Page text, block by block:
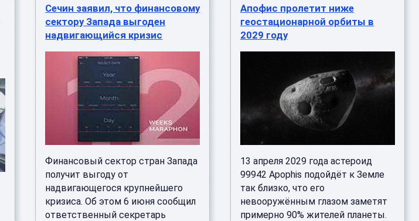
Сечин заявил, что финансовому
сектору Запада выгоден
надвигающийся кризис
Финансовый сектор стран Запада
получит выгоду от
надвигающегося крупнейшего
кризиса. Об этом 6 июня сообщил
ответственный секретарь
Апофис пролетит ниже
геостационарной орбиты в
2029 году
13 апреля 2029 года астероид
99942 Apophis подойдёт к Земле
так близко, что его
невооружённым глазом заметят
примерно 90% жителей планеты.